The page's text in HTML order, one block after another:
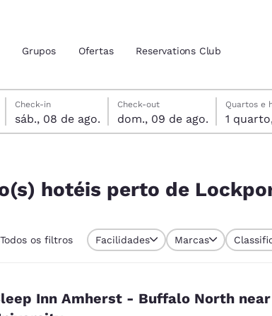
atuais
Español
Grupos Ofertas Reservations Club
sábado, 8 de agosto
Check-in
sáb., 08 de ago.
domingo, 9 de agosto
Check-out
dom., 09 de ago.
domingo, 9 de agosto data de check-out selecionada
sábado, 8 de agosto data do check-in selecionada
Quartos e
hotéis perto de
Todos os filtros Facilidades Marcas
Inn Amherst - Buffalo North near